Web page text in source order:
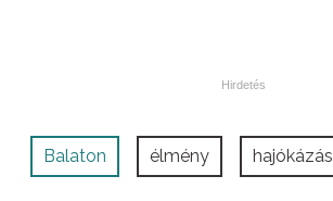
Balaton élmény hajókázás